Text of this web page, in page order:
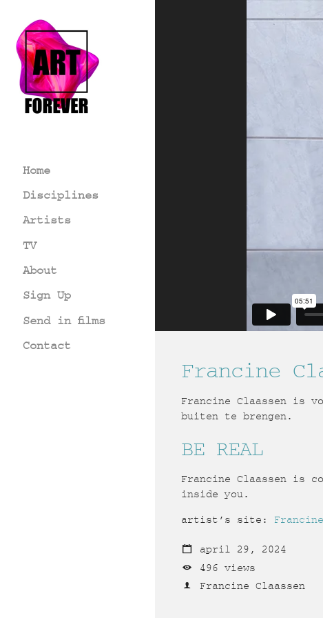
Home
Disciplines
Artists
TV
About
Sign Up
Send in films
Contact
Francine
Francine Claassen is
buiten te brengen.
BE REAL
Francine Claassen is
inside you.
artist’s site:
april 29, 2024
496 views
Francine Claassen